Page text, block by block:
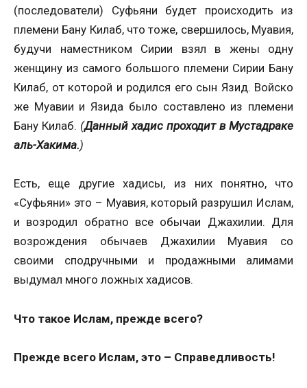
(последователи) Суфьяни будет происходить из
племени Бану Килаб, что тоже, свершилось, Муавия,
будучи наместником Сирии взял в жены одну
женщину из самого большого племени Сирии Бану
Килаб, от которой и родился его сын Язид. Войско
же Муавии и Язида было составлено из племени
Бану Килаб. (Данный хадис проходит в Мустадраке
аль-Хакима.)
Есть, еще другие хадисы, из них понятно, что
«Суфьяни» это – Муавия, который разрушил Ислам,
и возродил обратно все обычаи Джахилии. Для
возрождения обычаев Джахилии Муавия со
своими сподручными и продажными алимами
выдумал много ложных хадисов.
Что такое Ислам, прежде всего?
Прежде всего Ислам, это – Справедливость!